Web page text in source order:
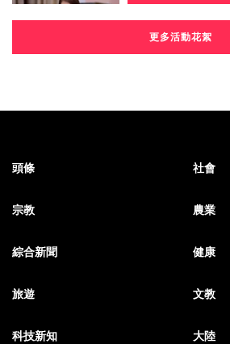
更多活動花絮
頭條 社會
宗教 農業
綜合新聞 健康
旅遊 文教
科技新知 大陸